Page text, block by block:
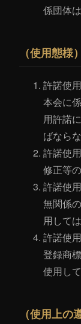
係団体
（使用態様）
許諾使
本会に
用許諾
ばならな
許諾使
修正等
許諾使
無関係
用して
許諾使
登録商
使用し
（使用上の